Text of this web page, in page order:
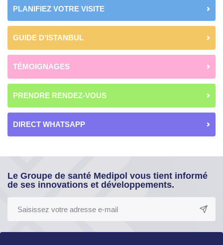
PLANIFIEZ VOTRE VISITE
GUIDE D'ISTANBUL
TÉMOIGNAGES
PRENDRE RENDEZ-VOUS
DIRECT WHATSAPP
Le Groupe de santé Medipol vous tient informé
de ses innovations et développements.